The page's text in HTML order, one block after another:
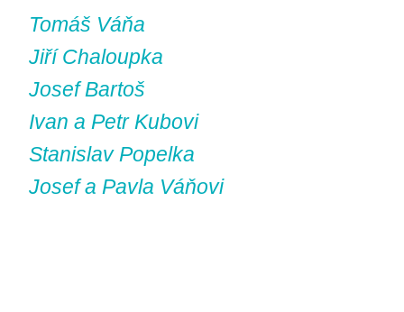
Tomáš Váňa
Jiří Chaloupka
Josef Bartoš
Ivan a Petr Kubovi
Stanislav Popelka
Josef a Pavla Váňovi